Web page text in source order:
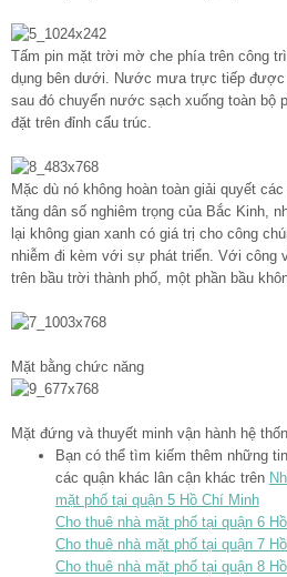
Tấm pin mặt trời mờ che phía trên công
dụng bên dưới. Nước mưa trực tiếp được
sau đó chuyển nước sạch xuống toàn bộ
đặt trên đỉnh cấu trúc.
Mặc dù nó không hoàn toàn giải quyết
tăng dân số nghiêm trọng của Bắc Kinh,
lại không gian xanh có giá trị cho công
nhiễm đi kèm với sự phát triển. Với công
trên bầu trời thành phố, một phần bầu
Mặt bằng chức năng
Mặt đứng và thuyết minh vận hành hệ
Bạn có thể tìm kiếm thêm những
các quận khác lân cận khác trên
mặt phố tại quận 5 Hồ Chí Minh
Cho thuê nhà mặt phố tại quận 6
Cho thuê nhà mặt phố tại quận 7
Cho thuê nhà mặt phố tại quận 8